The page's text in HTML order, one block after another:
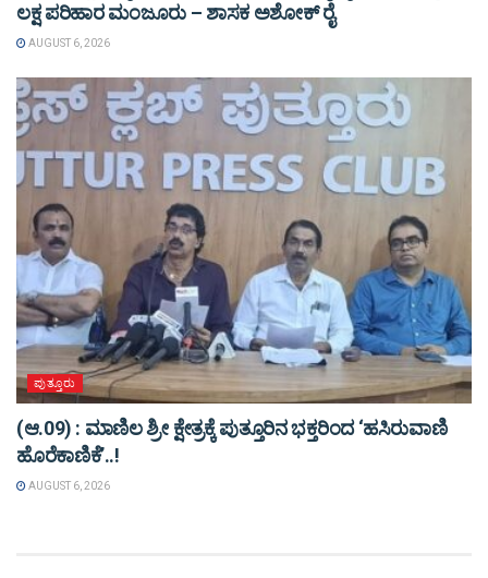
ಲಕ್ಷ ಪರಿಹಾರ ಮಂಜೂರು – ಶಾಸಕ ಅಶೋಕ್ ರೈ
AUGUST 6, 2026
ಪುತ್ತೂರು
(ಆ.09) : ಮಾಣಿಲ ಶ್ರೀ ಕ್ಷೇತ್ರಕ್ಕೆ ಪುತ್ತೂರಿನ ಭಕ್ತರಿಂದ ‘ಹಸಿರುವಾಣಿ
ಹೊರೆಕಾಣಿಕೆ’..!
AUGUST 6, 2026